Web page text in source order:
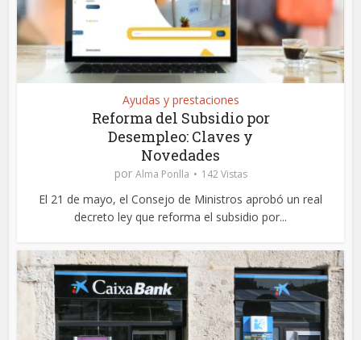
Ayudas y prestaciones
Reforma del Subsidio por
Desempleo: Claves y
Novedades
por Alma Ponlla 142 Vistas
El 21 de mayo, el Consejo de Ministros aprobó un real
decreto ley que reforma el subsidio por...